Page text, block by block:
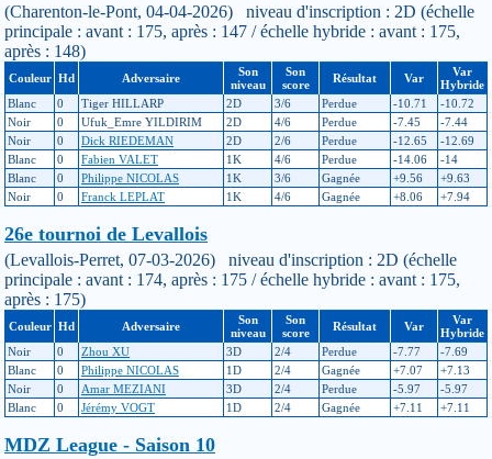
(Charenton-le-Pont, 04-04-2026) niveau d'inscription : 2D (échelle
principale : avant : 175, après : 147 / échelle hybride : avant : 175,
après : 148)
Couleur Hd Adversaire
Son
niveau
Son
score
Résultat Var
Var
Hybride
Blanc
0 Tiger HILLARP 2D 3/6 Perdue -10.71
-10.72
Noir
0 Ufuk_Emre YILDIRIM 2D 4/6 Perdue -7.45
-7.44
Noir
0 Dick RIEDEMAN 2D 2/6 Perdue -12.65
-12.69
Blanc
0 Fabien VALET 1K 4/6 Perdue -14.06
-14
Blanc
0 Philippe NICOLAS 1K 3/6 Gagnée +9.56
+9.63
Noir
0 Franck LEPLAT 1K 4/6 Gagnée +8.06 +7.94
26e tournoi de Levallois
(Levallois-Perret, 07-03-2026) niveau d'inscription : 2D (échelle
principale : avant : 174, après : 175 / échelle hybride : avant : 175,
après : 175)
Couleur Hd Adversaire
Son
niveau
Son
score
Résultat Var
Var
Hybride
Noir
0 Zhou XU 3D 2/4 Perdue -7.77
-7.69
Blanc
0 Philippe NICOLAS 1D 2/4 Gagnée +7.07
+7.13
Noir
0 Amar MEZIANI 3D 2/4 Perdue -5.97
-5.97
Blanc
0 Jérémy VOGT 1D 2/4 Gagnée +7.11 +7.11
MDZ League - Saison 10